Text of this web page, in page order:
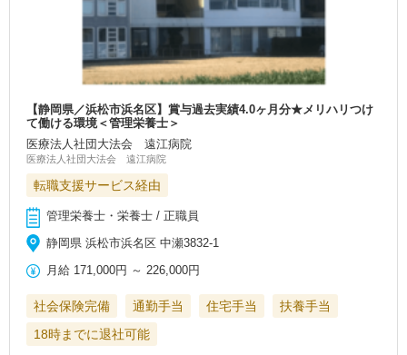
【静岡県／浜松市浜名区】賞与過去実績4.0ヶ月分★メリハリつけ
て働ける環境＜管理栄養士＞
医療法人社団大法会 遠江病院
医療法人社団大法会 遠江病院
転職支援サービス経由
管理栄養士・栄養士 / 正職員
静岡県 浜松市浜名区 中瀬3832‐1
月給 171,000円 ～ 226,000円
社会保険完備 通勤手当 住宅手当
扶養手当
18時までに退社可能